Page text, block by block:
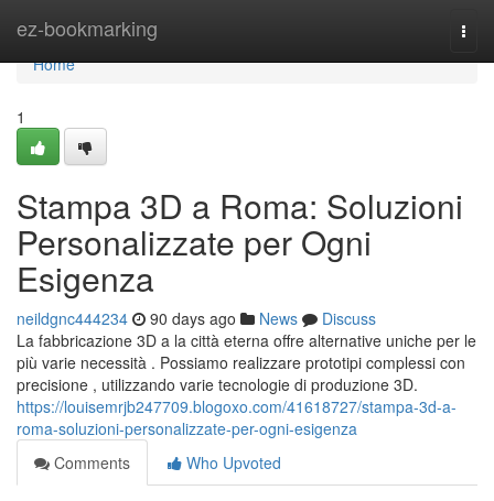
ez-bookmarking
Home
Home
1
Stampa 3D a Roma: Soluzioni
Personalizzate per Ogni
Esigenza
neildgnc444234 90 days ago News
Discuss
La fabbricazione 3D a la città eterna offre alternative uniche per le
più varie necessità . Possiamo realizzare prototipi complessi con
precisione , utilizzando varie tecnologie di produzione 3D.
https://louisemrjb247709.blogoxo.com/41618727/stampa-3d-a-
roma-soluzioni-personalizzate-per-ogni-esigenza
Comments
Who Upvoted